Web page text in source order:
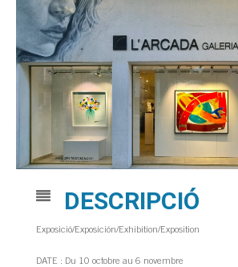
DESCRIPCIÓ
Exposició/Exposición/Exhibition/Exposition
DATE : Du 10 octobre au 6 novembre